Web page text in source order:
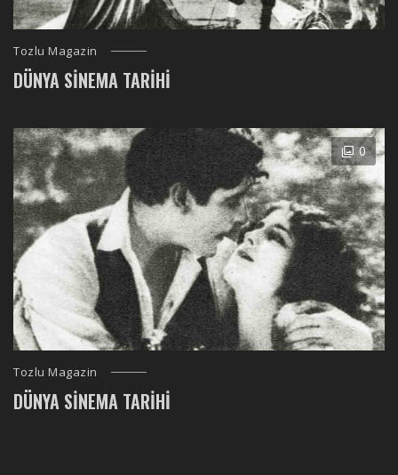
Tozlu Magazin
DÜNYA SINEMA TARIHI
0
Tozlu Magazin
DÜNYA SINEMA TARIHI